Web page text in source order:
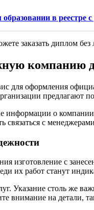
в реестре с
заказать диплом
компанию
для оформления
предлагают
информации о
связаться с
изготовление с
их работ станут
Указание столь же
внимание на детали,